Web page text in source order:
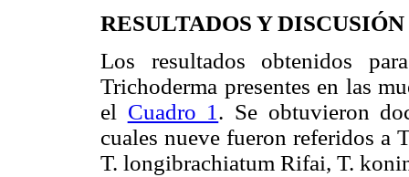
RESULTADOS Y DISCUSIÓN
Los resultados obtenidos
Trichoderma presentes en las
el Cuadro 1. Se obtuvieron
cuales nueve fueron referidos a
T. longibrachiatum Rifai, T.